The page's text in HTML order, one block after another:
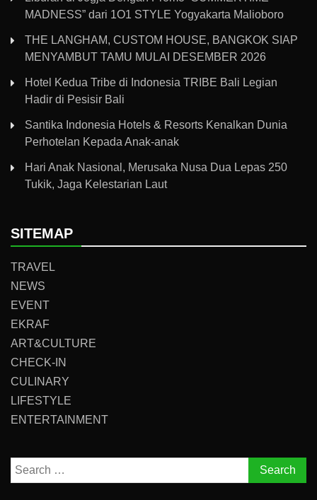
MADNESS” dari 1O1 STYLE Yogyakarta Malioboro
THE LANGHAM, CUSTOM HOUSE, BANGKOK SIAP
MENYAMBUT TAMU MULAI DESEMBER 2026
Hotel Kedua Tribe di Indonesia TRIBE Bali Legian
Hadir di Pesisir Bali
Santika Indonesia Hotels & Resorts Kenalkan Dunia
Perhotelan Kepada Anak-anak
Hari Anak Nasional, Merusaka Nusa Dua Lepas 250
Tukik, Jaga Kelestarian Laut
SITEMAP
TRAVEL
NEWS
EVENT
EKRAF
ART&CULTURE
CHECK-IN
CULINARY
LIFESTYLE
ENTERTAINMENT
Search
for: